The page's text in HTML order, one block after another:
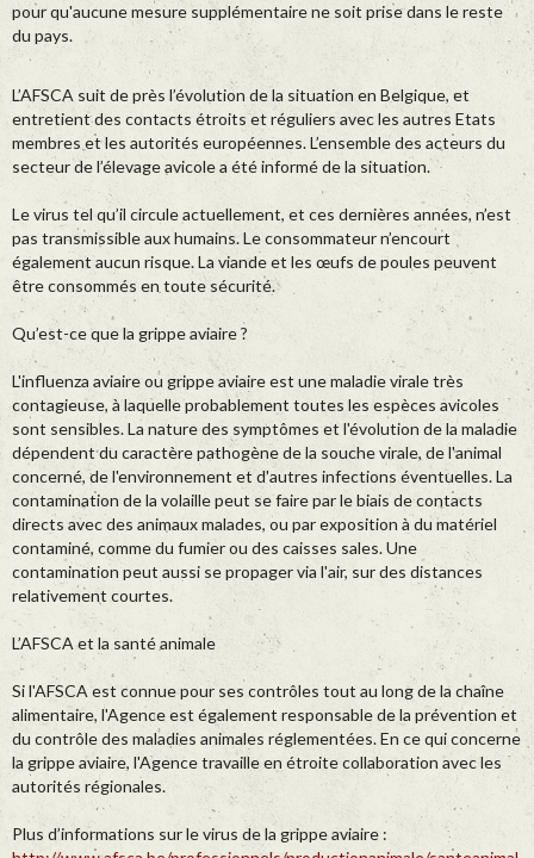
pour qu'aucune mesure supplémentaire ne soit prise dans le reste
du pays.
L’AFSCA suit de près l’évolution de la situation en Belgique, et
entretient des contacts étroits et réguliers avec les autres Etats
membres et les autorités européennes. L’ensemble des acteurs du
secteur de l’élevage avicole a été informé de la situation.
Le virus tel qu’il circule actuellement, et ces dernières années, n’est
pas transmissible aux humains. Le consommateur n’encourt
également aucun risque. La viande et les œufs de poules peuvent
être consommés en toute sécurité.
Qu’est-ce que la grippe aviaire ?
L'influenza aviaire ou grippe aviaire est une maladie virale très
contagieuse, à laquelle probablement toutes les espèces avicoles
sont sensibles. La nature des symptômes et l'évolution de la maladie
dépendent du caractère pathogène de la souche virale, de l'animal
concerné, de l'environnement et d'autres infections éventuelles. La
contamination de la volaille peut se faire par le biais de contacts
directs avec des animaux malades, ou par exposition à du matériel
contaminé, comme du fumier ou des caisses sales. Une
contamination peut aussi se propager via l'air, sur des distances
relativement courtes.
L’AFSCA et la santé animale
Si l'AFSCA est connue pour ses contrôles tout au long de la chaîne
alimentaire, l'Agence est également responsable de la prévention et
du contrôle des maladies animales réglementées. En ce qui concerne
la grippe aviaire, l'Agence travaille en étroite collaboration avec les
autorités régionales.
Plus d’informations sur le virus de la grippe aviaire :